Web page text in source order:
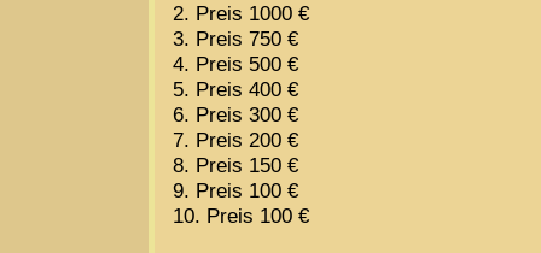
2. Preis 1000 €
3. Preis 750 €
4. Preis 500 €
5. Preis 400 €
6. Preis 300 €
7. Preis 200 €
8. Preis 150 €
9. Preis 100 €
10. Preis 100 €